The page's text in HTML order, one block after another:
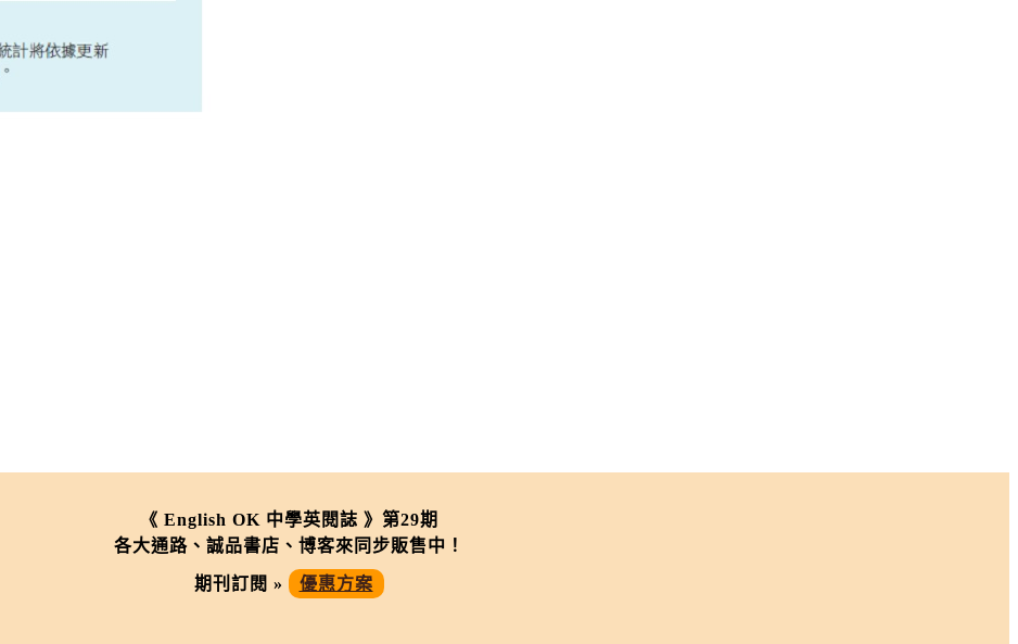
《 English OK 中學英閱誌 》第29期
各大通路、誠品書店、博客來同步販售中！
期刊訂閱 » 優惠方案